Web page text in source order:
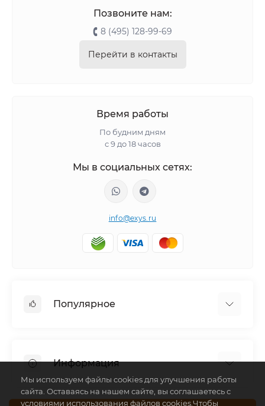
Позвоните нам:
8 (495) 128-99-69
Перейти в контакты
Время работы
По будним дням
с 9 до 18 часов
Мы в социальных сетях:
info@exys.ru
Популярное
Багажники на крышу
Фаркопы
Информация
Доставка по Москве
Мы используем файлы cookies для улучшения работы
сайта. Оставаясь на нашем сайте, вы соглашаетесь с
условиями использования файлов cookies.Чтобы